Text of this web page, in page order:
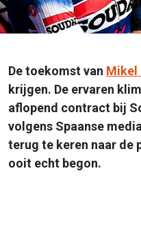
De toekomst van Mikel
krijgen. De ervaren
aflopend contract bij
volgens Spaanse
terug te keren naar de
ooit echt begon.